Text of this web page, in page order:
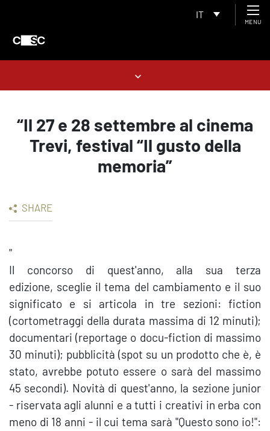
IT
MENU
“Il 27 e 28 settembre al cinema
Trevi, festival “Il gusto della
memoria”
SHARE
"
Il concorso di quest'anno, alla sua terza
edizione, sceglie il tema del cambiamento e il suo
significato e si articola in tre sezioni: fiction
(cortometraggi della durata massima di 12 minuti);
documentari (reportage o docu-fiction di massimo
30 minuti); pubblicità (spot su un prodotto che è, è
stato, avrebbe potuto essere o sarà del massimo
45 secondi). Novità di quest'anno, la sezione junior
- riservata agli alunni e a tutti i creativi in erba con
meno di 18 anni - il cui tema sarà "Questo sono io!":